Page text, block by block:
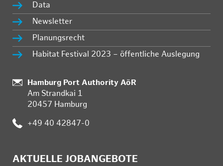
Data
Newsletter
Planungsrecht
Habitat Festival 2023 – öffentliche Auslegung
Standort:
Hamburg Port Authority AöR
Am Strandkai 1
20457 Hamburg
Telefon:
+49 40 42847-0
AKTUELLE JOBANGEBOTE